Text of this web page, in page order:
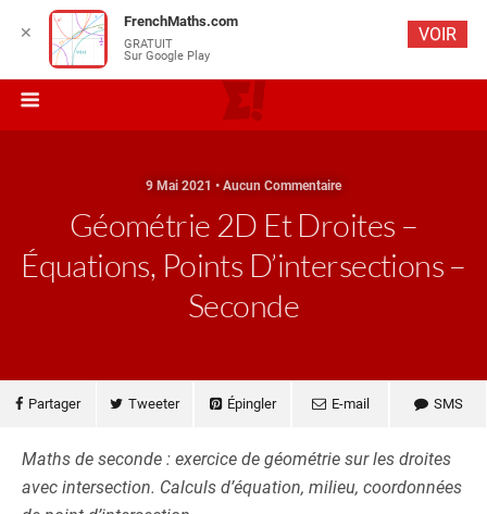
9 Mai 2021 • Aucun Commentaire
Géométrie 2D Et Droites –
Équations, Points D’intersections –
Seconde
Partager Tweeter Épingler E-mail SMS
Maths de seconde : exercice de géométrie sur les droites
avec intersection. Calculs d’équation, milieu, coordonnées
✕
FrenchMaths.com
GRATUIT
Sur Google Play
VOIR